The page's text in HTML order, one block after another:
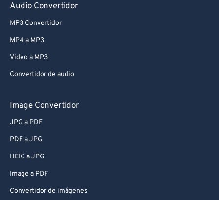
Audio Convertidor
MP3 Convertidor
MP4 a MP3
Video a MP3
Convertidor de audio
Image Convertidor
JPG a PDF
PDF a JPG
HEIC a JPG
Image a PDF
Convertidor de imágenes